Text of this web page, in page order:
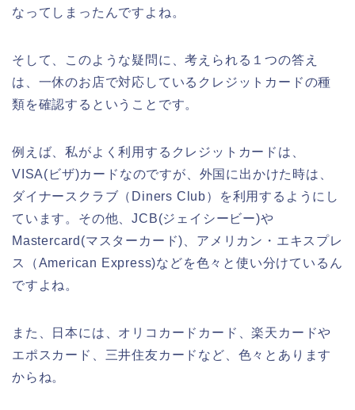
なってしまったんですよね。
そして、このような疑問に、考えられる１つの答え
は、一休のお店で対応しているクレジットカードの種
類を確認するということです。
例えば、私がよく利用するクレジットカードは、
VISA(ビザ)カードなのですが、外国に出かけた時は、
ダイナースクラブ（Diners Club）を利用するようにし
ています。その他、JCB(ジェイシービー)や
Mastercard(マスターカード)、アメリカン・エキスプレ
ス（American Express)などを色々と使い分けているん
ですよね。
また、日本には、オリコカードカード、楽天カードや
エポスカード、三井住友カードなど、色々とあります
からね。